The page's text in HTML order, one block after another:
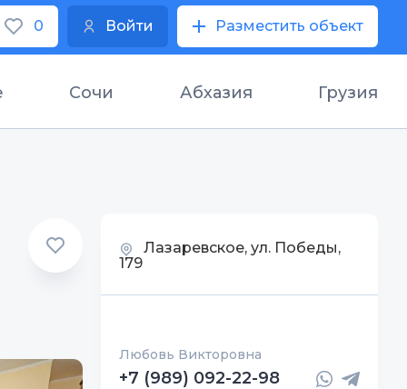
0 Войти Разместить объект
Сочи Абхазия Грузия
Лазаревское, ул. Победы,
179
Любовь Викторовна
+7 (989) 092-22-98